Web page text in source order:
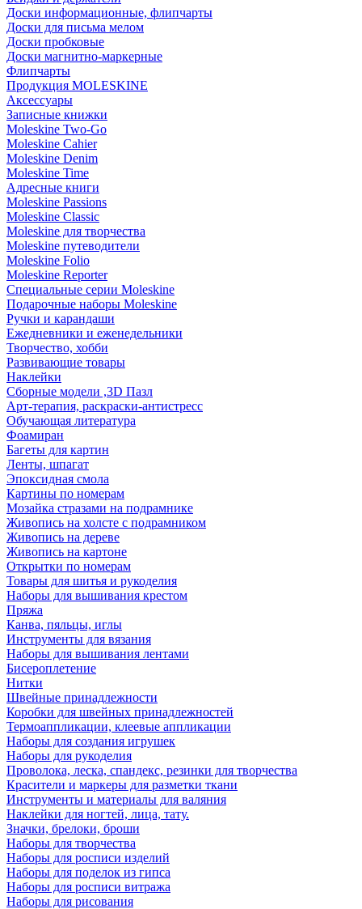
Доски информационные, флипчарты
Доски для письма мелом
Доски пробковые
Доски магнитно-маркерные
Флипчарты
Продукция MOLESKINE
Аксессуары
Записные книжки
Moleskine Two-Go
Moleskine Cahier
Moleskine Denim
Moleskine Time
Адресные книги
Moleskine Passions
Moleskine Classic
Moleskine для творчества
Moleskine путеводители
Moleskine Folio
Moleskine Reporter
Специальные серии Moleskine
Подарочные наборы Moleskine
Ручки и карандаши
Ежедневники и еженедельники
Творчество, хобби
Развивающие товары
Наклейки
Сборные модели ,3D Пазл
Арт-терапия, раскраски-антистресс
Обучающая литература
Фоамиран
Багеты для картин
Ленты, шпагат
Эпоксидная смола
Картины по номерам
Мозайка стразами на подрамнике
Живопись на холсте с подрамником
Живопись на дереве
Живопись на картоне
Открытки по номерам
Товары для шитья и рукоделия
Наборы для вышивания крестом
Пряжа
Канва, пяльцы, иглы
Инструменты для вязания
Наборы для вышивания лентами
Бисероплетение
Нитки
Швейные принадлежности
Коробки для швейных принадлежностей
Термоаппликации, клеевые аппликации
Наборы для создания игрушек
Наборы для рукоделия
Проволока, леска, спандекс, резинки для творчества
Красители и маркеры для разметки ткани
Инструменты и материалы для валяния
Наклейки для ногтей, лица, тату.
Значки, брелоки, броши
Наборы для творчества
Наборы для росписи изделий
Наборы для поделок из гипса
Наборы для росписи витража
Наборы для рисования